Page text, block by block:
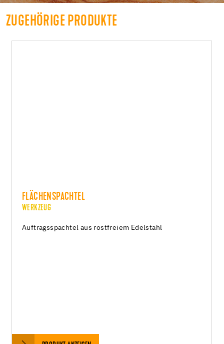
ZUGEHÖRIGE PRODUKTE
FLÄCHENSPACHTEL
WERKZEUG
Auftragsspachtel aus rostfreiem Edelstahl